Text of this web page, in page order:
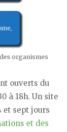
organismes
ouverts du
à 18h. Un site
et sept jours
et des